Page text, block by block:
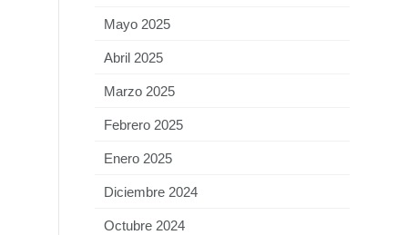
Mayo 2025
Abril 2025
Marzo 2025
Febrero 2025
Enero 2025
Diciembre 2024
Octubre 2024